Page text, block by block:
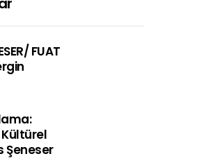
FUAT
Şeneser